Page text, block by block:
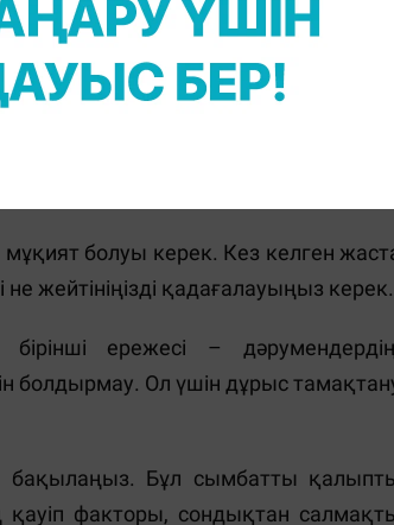
болуы керек. Кез келген
не жейтініңізді қадағалауыңыз керек.
ережесі –
болдырмау. Ол үшін дұрыс
бақылаңыз. Бұл сымбатты
факторы, сондықтан